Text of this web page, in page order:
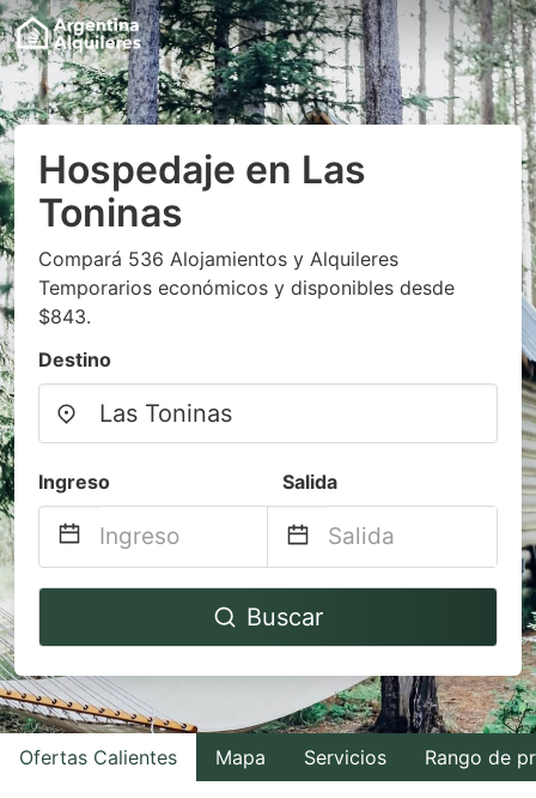
Hospedaje en Las
Toninas
Compará 536 Alojamientos y Alquileres
Temporarios económicos y disponibles desde
$843.
Destino
Ingreso Salida
Navigate
to
interact
with
the
Navigate
to
interact
with
the
Buscar
Ofertas Calientes Mapa Servicios Rango de